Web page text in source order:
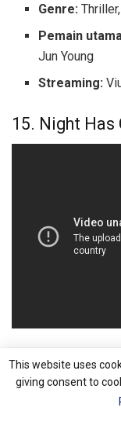
Genre:
Pemain
Jun Young
Streaming:
15. Night Has
menegangkan.
siswa SMA yang
versi nyata
This website uses
giving consent to